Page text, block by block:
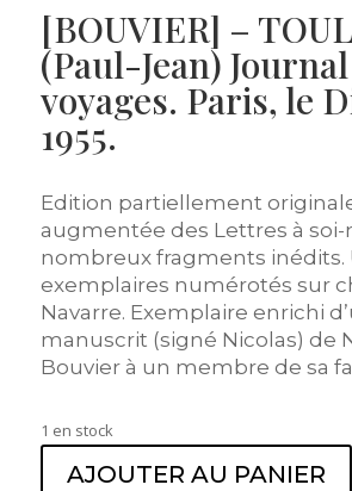
[BOUVIER] –
(Paul-Jean)
voyages. Paris, le
1955.
Edition partiellement
augmentée des Lettres à
nombreux fragments inédits.
exemplaires numérotés sur
Navarre. Exemplaire enrichi
manuscrit (signé Nicolas) de
Bouvier à un membre de sa
1 en stock
AJOUTER AU PANIER